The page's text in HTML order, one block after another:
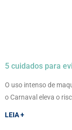
5 cuidados para
O uso intenso de
o Carnaval eleva o
LEIA +